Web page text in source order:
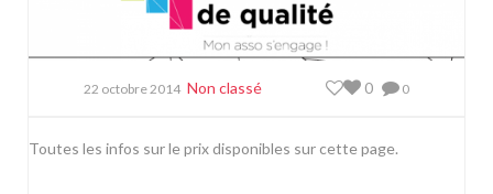
22 octobre 2014 Non classé 0
0
Toutes les infos sur le prixdisponibles sur cette page.